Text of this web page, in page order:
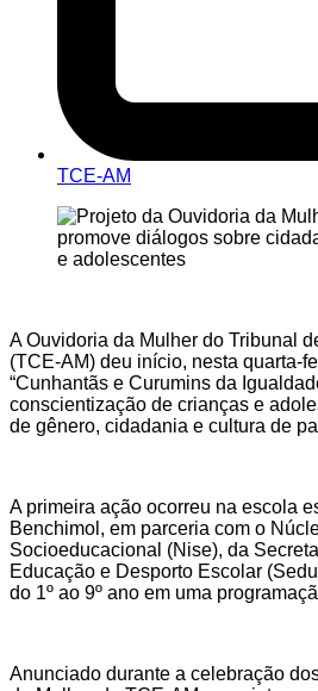
TCE-AM
A Ouvidoria da Mulher do Tribunal
(TCE-AM) deu início, nesta quarta-
“Cunhantãs e Curumins da
conscientização de crianças e
de gênero, cidadania e cultura de
A primeira ação ocorreu na escola
Benchimol, em parceria com o
Socioeducacional (Nise), da
Educação e Desporto Escolar
do 1º ao 9º ano em uma
Anunciado durante a celebração